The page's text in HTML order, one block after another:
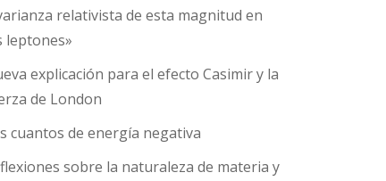
relativista de esta magnitud en
leptones»
explicación para el efecto Casimir y la
de London
cuantos de energía negativa
sobre la naturaleza de materia y